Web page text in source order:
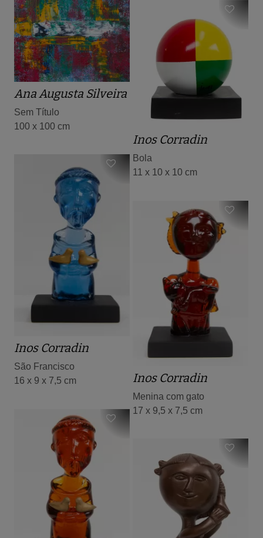
Ana Augusta Silveira
Sem Título
100 x 100 cm
Inos Corradin
Bola
11 x 10 x 10 cm
Inos Corradin
São Francisco
16 x 9 x 7,5 cm
Inos Corradin
Menina com gato
17 x 9,5 x 7,5 cm